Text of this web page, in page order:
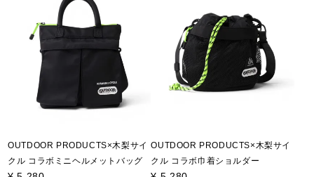
OUTDOOR PRODUCTS×木梨サイ
クル コラボミニヘルメットバッグ
OUTDOOR PRODUCTS×木梨サイ
クル コラボ巾着ショルダー